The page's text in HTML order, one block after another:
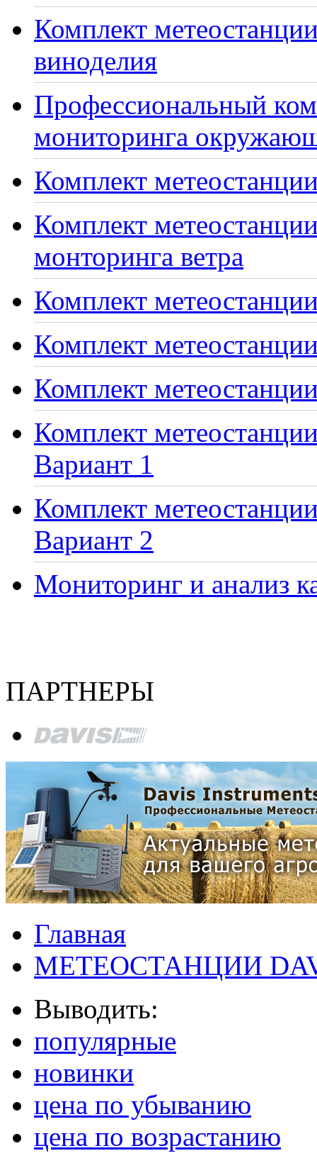
Комплект
виноделия
Профессиональный
мониторинга
Комплект
Комплект
монторинга ветра
Комплект
Комплект
Комплект
Комплект
Вариант 1
Комплект
Вариант 2
Мониторинг и анализ
ПАРТНЕРЫ
Главная
МЕТЕОСТАНЦИИ
Выводить:
популярные
новинки
цена по убыванию
цена по возрастанию